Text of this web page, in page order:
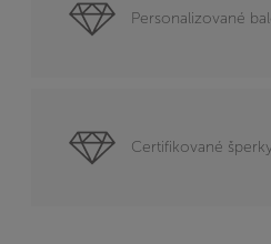
Personalizované
Certifikované